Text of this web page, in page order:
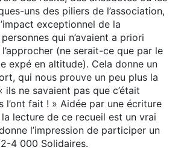
uns des piliers de l’association,
exceptionnel de la
qui n’avaient a priori
(ne serait-ce que par le
expé en altitude). Cela donne un
qui nous prouve un peu plus la
ils ne savaient pas que c’était
l’ont fait ! » Aidée par une écriture
lecture de ce recueil est un vrai
l’impression de participer un
4 000 Solidaires.